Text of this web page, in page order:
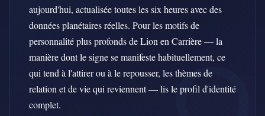
aujourd'hui, actualisée toutes les six heures avec des
données planétaires réelles. Pour les motifs de
personnalité plus profonds de Lion en Carrière — la
manière dont le signe se manifeste habituellement, ce
qui tend à l'attirer ou à le repousser, les thèmes de
relation et de vie qui reviennent — lis le profil d'identité
complet.